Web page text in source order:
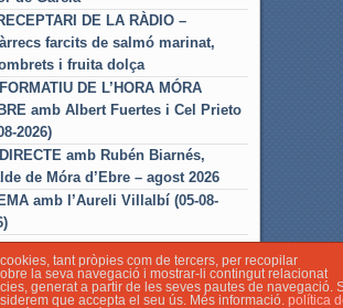
DE LA RÀDIO –
farcits de salmó marinat,
i fruita dolça
DE L’HORA MÓRA
amb Albert Fuertes i Cel Prieto
2026)
amb Rubén Biarnés,
de Móra d’Ebre – agost 2026
amb l’Aureli Villalbí (05-08-
tant pròpies com de tercers, per recopilar
la seva navegació i mostrar-li contingut relacionat
generat a partir de les seves pautes de navegació.
que accepta el seu ús. Més informació. política